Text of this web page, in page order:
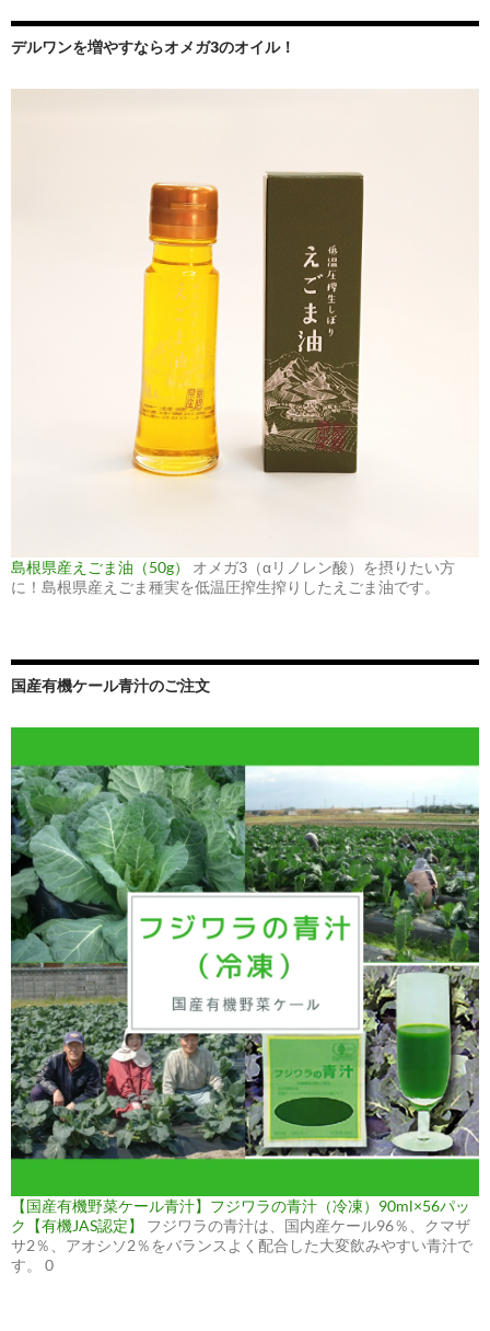
デルワンを増やすならオメガ3のオイル！
島根県産えごま油（50g）
オメガ3（αリノレン酸）を摂りたい方
に！島根県産えごま種実を低温圧搾生搾りしたえごま油です。
国産有機ケール青汁のご注文
【国産有機野菜ケール青汁】フジワラの青汁（冷凍）90ml×56パッ
ク【有機JAS認定】
フジワラの青汁は、国内産ケール96％、クマザ
サ2％、アオシソ2％をバランスよく配合した大変飲みやすい青汁で
す。 0